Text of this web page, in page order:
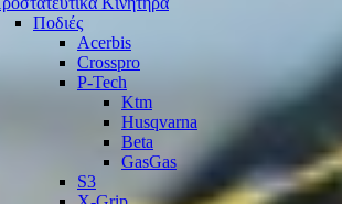
Ποδιές
Acerbis
Crosspro
P-Tech
Ktm
Husqvarna
Beta
GasGas
S3